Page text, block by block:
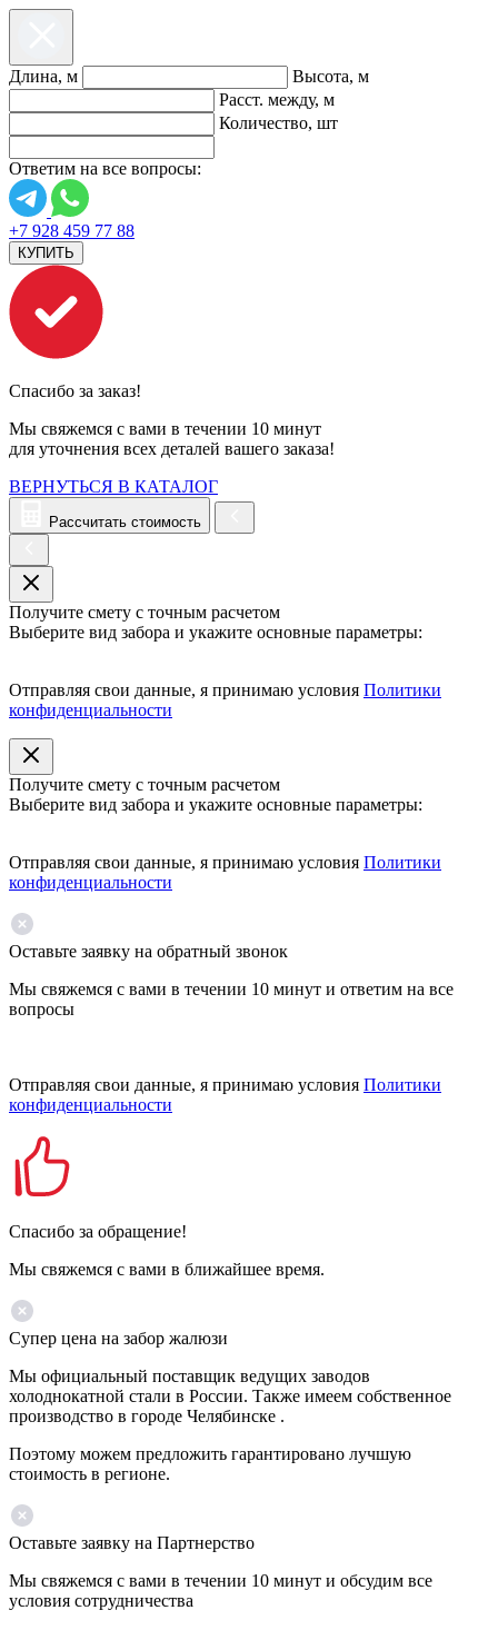
Длина, м
Высота, м
Расст. между, м
Количество, шт
Ответим на все вопросы:
+7 928 459 77 88
КУПИТЬ
Спасибо за заказ!
Мы свяжемся с вами в течении 10 минут
для уточнения всех деталей вашего заказа!
ВЕРНУТЬСЯ В КАТАЛОГ
Рассчитать стоимость
Получите смету с точным расчетом
Выберите вид забора и укажите основные параметры:
Отправляя свои данные, я принимаю условия Политики
конфиденциальности
Получите смету с точным расчетом
Выберите вид забора и укажите основные параметры:
Отправляя свои данные, я принимаю условия Политики
конфиденциальности
Оставьте заявку на обратный звонок
Мы свяжемся с вами в течении 10 минут и ответим на все
вопросы
Отправляя свои данные, я принимаю условия Политики
конфиденциальности
Спасибо за обращение!
Мы свяжемся с вами в ближайшее время.
Супер цена на забор жалюзи
Мы официальный поставщик ведущих заводов
холоднокатной стали в России. Также имеем собственное
производство в городе Челябинске .
Поэтому можем предложить гарантировано лучшую
стоимость в регионе.
Оставьте заявку на Партнерство
Мы свяжемся с вами в течении 10 минут и обсудим все
условия сотрудничества